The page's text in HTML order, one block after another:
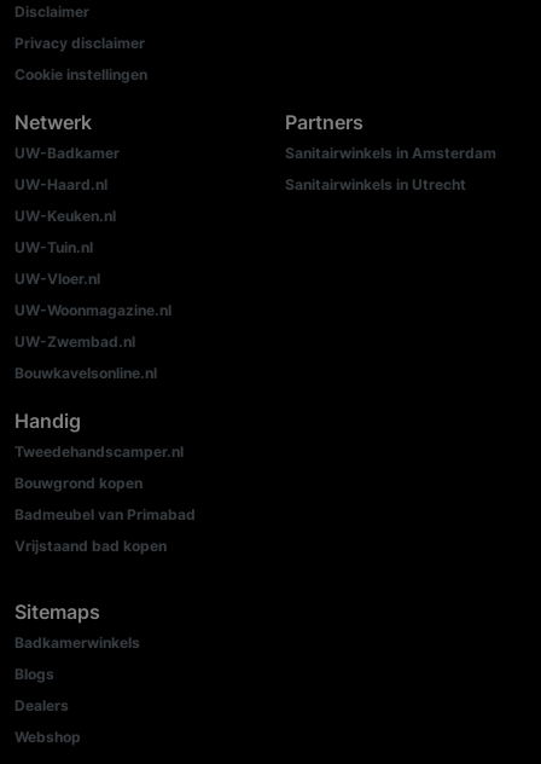
Disclaimer
Privacy disclaimer
Cookie instellingen
Netwerk
UW-Badkamer
UW-Haard.nl
UW-Keuken.nl
UW-Tuin.nl
UW-Vloer.nl
UW-Woonmagazine.nl
UW-Zwembad.nl
Bouwkavelsonline.nl
Partners
Sanitairwinkels in Amsterdam
Sanitairwinkels in Utrecht
Handig
Tweedehandscamper.nl
Bouwgrond kopen
Badmeubel van Primabad
Vrijstaand bad kopen
Sitemaps
Badkamerwinkels
Blogs
Dealers
Webshop